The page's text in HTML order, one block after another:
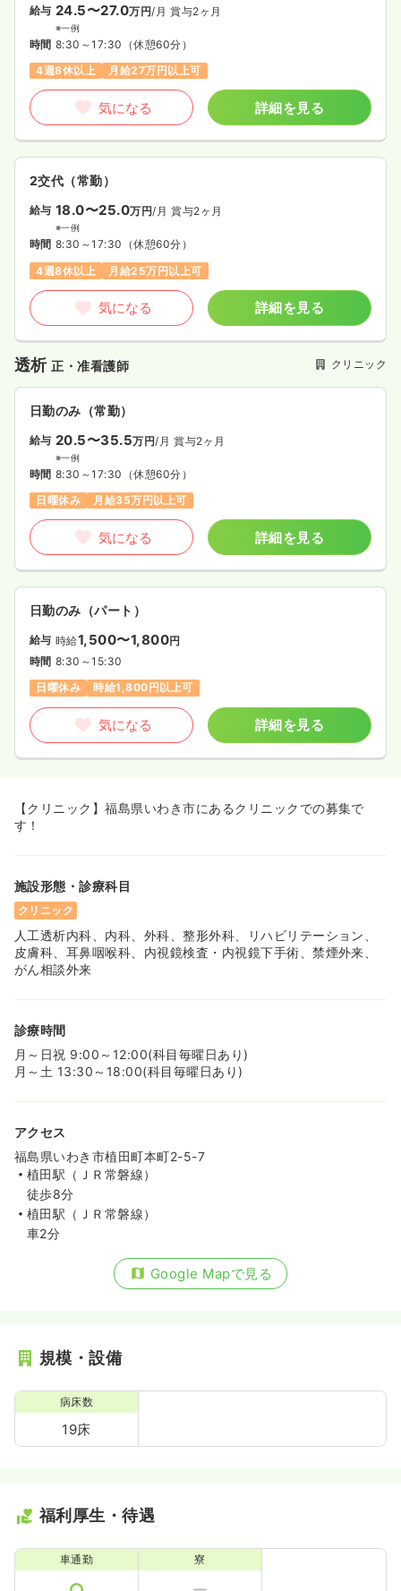
給与 24.5〜27.0万円/月 賞与2ヶ月
※一例
時間 8:30～17:30 （休憩60分）
4週8休以上
月給27万円以上可
気になる 詳細を見る
2交代（常勤）
給与 18.0〜25.0万円/月 賞与2ヶ月
※一例
時間 8:30～17:30 （休憩60分）
4週8休以上
月給25万円以上可
気になる 詳細を見る
透析正・准看護師 クリニック
日勤のみ（常勤）
給与 20.5〜35.5万円/月 賞与2ヶ月
※一例
時間 8:30～17:30 （休憩60分）
日曜休み
月給35万円以上可
気になる 詳細を見る
日勤のみ（パート）
給与 時給1,500〜1,800円
時間 8:30～15:30
日曜休み
時給1,800円以上可
気になる 詳細を見る
【クリニック】福島県いわき市にあるクリニックでの募集で
す！
施設形態・診療科目
クリニック
人工透析内科、内科、外科、整形外科、リハビリテーション、
皮膚科、耳鼻咽喉科、内視鏡検査・内視鏡下手術、禁煙外来、
がん相談外来
診療時間
月～日祝 9:00～12:00(科目毎曜日あり)
月～土 13:30～18:00(科目毎曜日あり)
アクセス
福島県いわき市植田町本町2-5-7
植田駅（ＪＲ常磐線）
徒歩8分
植田駅（ＪＲ常磐線）
車2分
Google Mapで見る
規模・設備
病床数
19床
福利厚生・待遇
車通勤 寮